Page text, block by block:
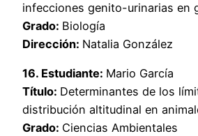
infecciones genito-urinarias en
Grado: Biología
Dirección: Natalia González
16. Estudiante: Mario García
Título: Determinantes de los
distribución altitudinal en
Grado: Ciencias Ambientales